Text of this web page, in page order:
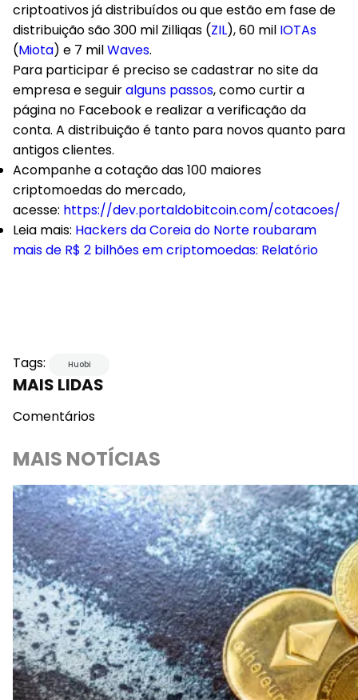
criptoativos já distribuídos ou que estão em fase de
distribuição são 300 mil Zilliqas (ZIL), 60 mil IOTAs
(Miota) e 7 milWaves.
Para participar é preciso se cadastrar no site da
empresa e seguiralguns passos, como curtir a
página no Facebook e realizar a verificação da
conta. A distribuição é tanto para novos quanto para
antigos clientes.
Acompanhe a cotação das 100 maiores
criptomoedas do mercado,
acesse: https://dev.portaldobitcoin.com/cotacoes/
Leia mais: Hackers da Coreia do Norte roubaram
mais de R$ 2 bilhões em criptomoedas: Relatório
Tags: Huobi
MAIS LIDAS
Comentários
MAIS NOTÍCIAS